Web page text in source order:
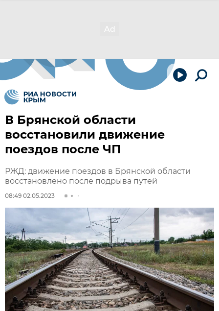
В Брянской области
восстановили движение
поездов после ЧП
РЖД: движение поездов в Брянской области
восстановлено после подрыва путей
08:49 02.05.2023